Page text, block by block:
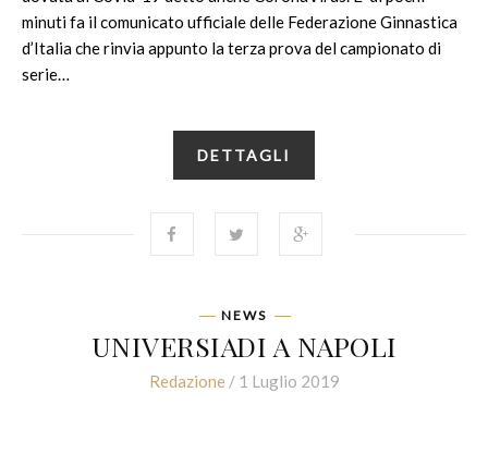
minuti fa il comunicato ufficiale delle Federazione Ginnastica
d’Italia che rinvia appunto la terza prova del campionato di
serie…
DETTAGLI
NEWS
UNIVERSIADI A NAPOLI
Redazione/ 1 Luglio 2019